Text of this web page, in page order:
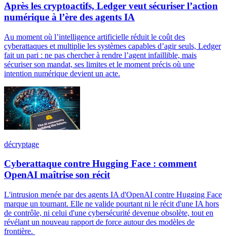
Après les cryptoactifs, Ledger veut sécuriser l’action
numérique à l’ère des agents IA
Au moment où l’intelligence artificielle réduit le coût des
cyberattaques et multiplie les systèmes capables d’agir seuls, Ledger
fait un pari : ne pas chercher à rendre l’agent infaillible, mais
sécuriser son mandat, ses limites et le moment précis où une
intention numérique devient un acte.
décryptage
Cyberattaque contre Hugging Face : comment
OpenAI maîtrise son récit
L'intrusion menée par des agents IA d'OpenAI contre Hugging Face
marque un tournant. Elle ne valide pourtant ni le récit d'une IA hors
de contrôle, ni celui d'une cybersécurité devenue obsolète, tout en
révélant un nouveau rapport de force autour des modèles de
frontière.